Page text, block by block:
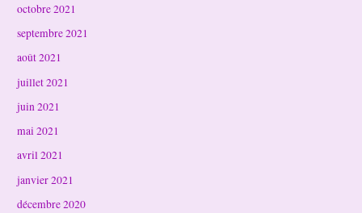
octobre 2021
septembre 2021
août 2021
juillet 2021
juin 2021
mai 2021
avril 2021
janvier 2021
décembre 2020